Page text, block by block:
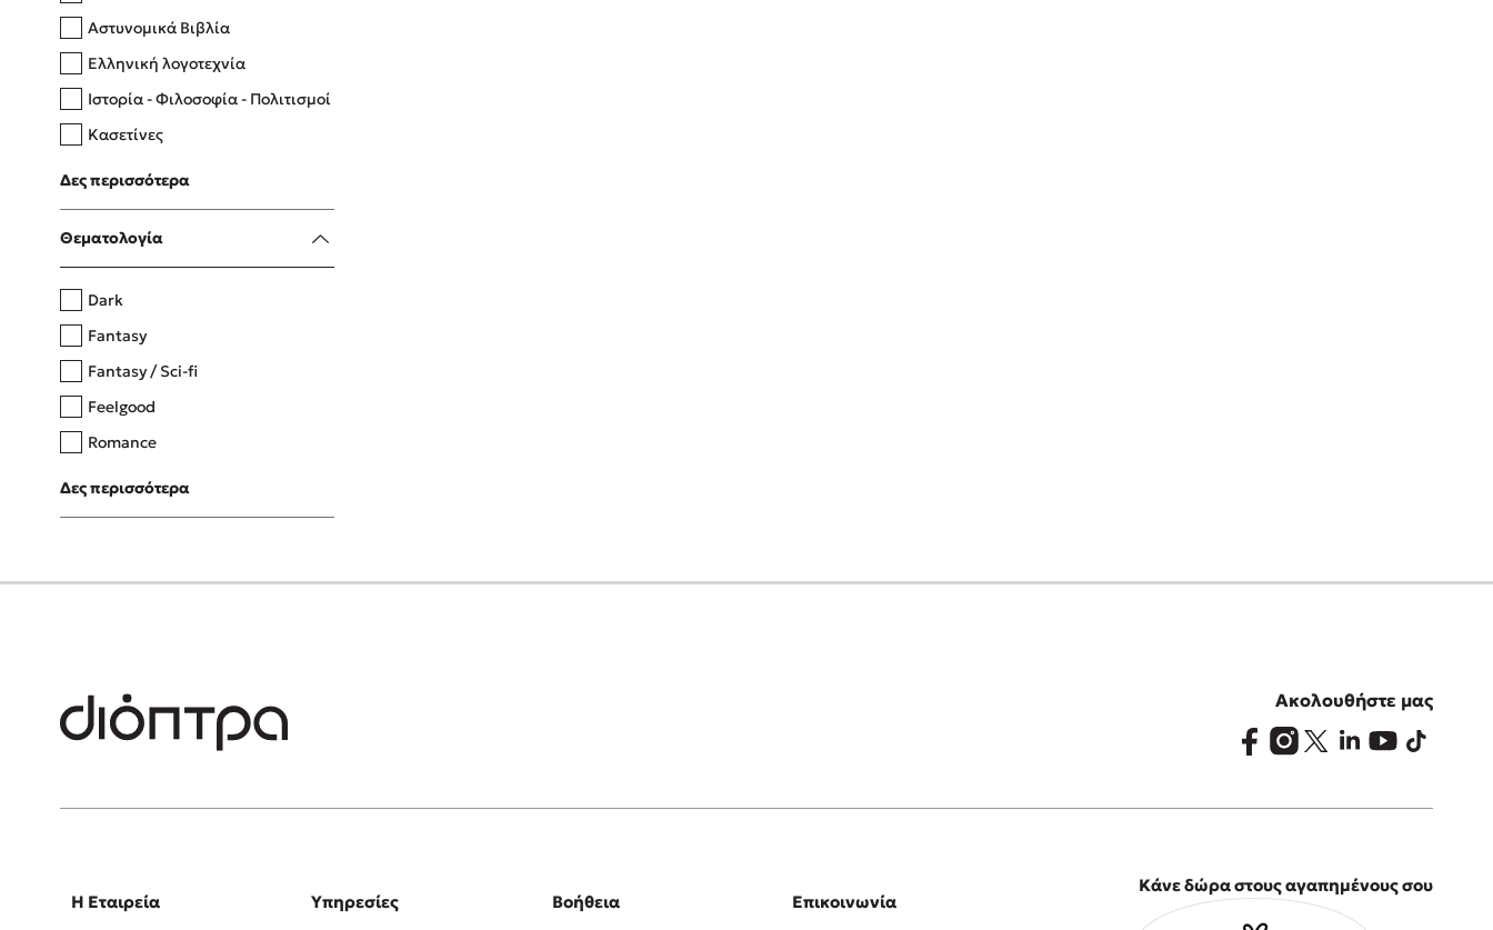
Δανάη Δεληγεώργη
Πάνω, κάτω, μπροστά, πίσω
Η μέθοδος Αφήστε τους
Αστυνομικά Βιβλία
Ελληνική λογοτεχνία
Ιστορία - Φιλοσοφία - Πολιτισμοί
Κασετίνες
Λευκώματα - Έγχρωμοι οδηγοί
Μαγειρική
Δες περισσότερα
Θεματολογία
Dark
Fantasy
Fantasy / Sci-fi
Feelgood
Romance
Upmarket
Young Adult
Δες περισσότερα
Ακολουθήστε μας
Η Εταιρεία Υπηρεσίες Βοήθεια Επικοινωνία
Κάνε δώρα στους αγαπημένους σου